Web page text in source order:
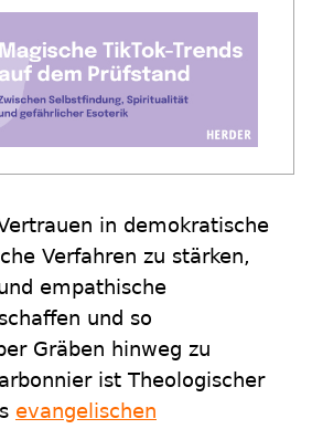
in demokratische
Verfahren zu stärken,
empathische
und so
Gräben hinweg zu
ist Theologischer
evangelischen